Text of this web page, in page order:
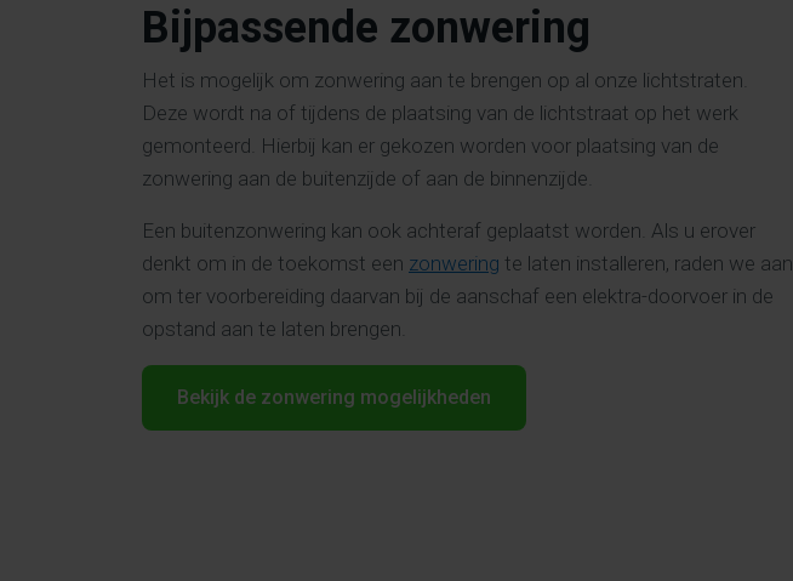
Bijpassende zonwering
Het is mogelijk om zonwering aan te brengen op al onze lichtstraten.
Deze wordt na of tijdens de plaatsing van de lichtstraat op het werk
gemonteerd. Hierbij kan er gekozen worden voor plaatsing van de
zonwering aan de buitenzijde of aan de binnenzijde.
Een buitenzonwering kan ook achteraf geplaatst worden. Als u erover
denkt om in de toekomst een zonwering te laten installeren, raden we aan
om ter voorbereiding daarvan bij de aanschaf een elektra-doorvoer in de
opstand aan te laten brengen.
Bekijk de zonwering mogelijkheden